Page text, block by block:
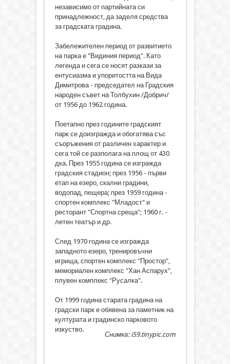
независимо от партийната си
принадлежност, да заделя средства
за градската градина.
Забележителен период от развитието
на парка е "Видиния период". Като
легенда и сега се носят разкази за
ентусиазма и упоритостта на Вида
Димитрова - председател на Градския
народен съвет на Толбухин /Добрич/
от 1956 до 1962 година.
Поетапно през годините градският
парк се доизгражда и обогатява със
съоръжения от различен характер и
сега той се разполага на площ от 430
дка. През 1955 година се изгражда
градския стадион; през 1956 - първи
етап на езеро, скални градини,
водопад, пещера; през 1959 година -
спортен комплекс "Младост" и
ресторант "Спортна среща"; 1960 г. -
летен театър и др.
След 1970 година се изгражда
западното езеро, тренировъчни
игрища, спортен комплекс "Простор",
мемориален комплекс "Хан Аспарух",
плувен комплекс "Русалка".
От 1999 година старата градина на
градски парк е обявена за паметник на
културата и градинско парковото
изкуство.
Снимка: i59.tinypic.com